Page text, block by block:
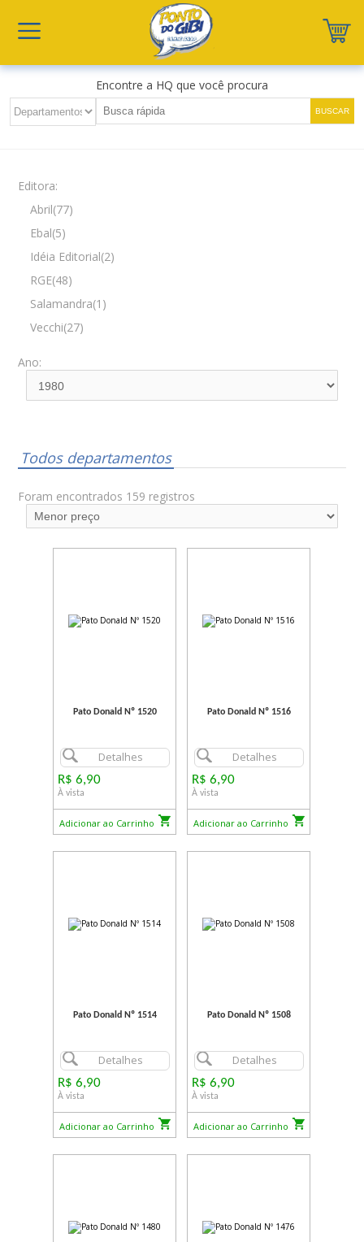
Encontre a HQ que você procura
Editora:
Abril(77)
Ebal(5)
Idéia Editorial(2)
RGE(48)
Salamandra(1)
Vecchi(27)
Ano:
Todos departamentos
Foram encontrados 159 registros
Pato Donald Nº 1520
Detalhes
R$ 6,90
À vista
Adicionar ao Carrinho
Pato Donald Nº 1516
Detalhes
R$ 6,90
À vista
Adicionar ao Carrinho
Pato Donald Nº 1514
Detalhes
R$ 6,90
À vista
Adicionar ao Carrinho
Pato Donald Nº 1508
Detalhes
R$ 6,90
À vista
Adicionar ao Carrinho